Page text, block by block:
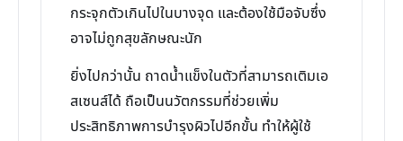
กระจุกตัวเกินไปในบางจุด และต้องใช้มือจับซึ่ง
อาจไม่ถูกสุขลักษณะนัก
ยิ่งไปกว่านั้น ถาดน้ำแข็งในตัวที่สามารถเติมเอ
สเซนส์ได้ ถือเป็นนวัตกรรมที่ช่วยเพิ่ม
ประสิทธิภาพการบำรุงผิวไปอีกขั้น ทำให้ผู้ใช้